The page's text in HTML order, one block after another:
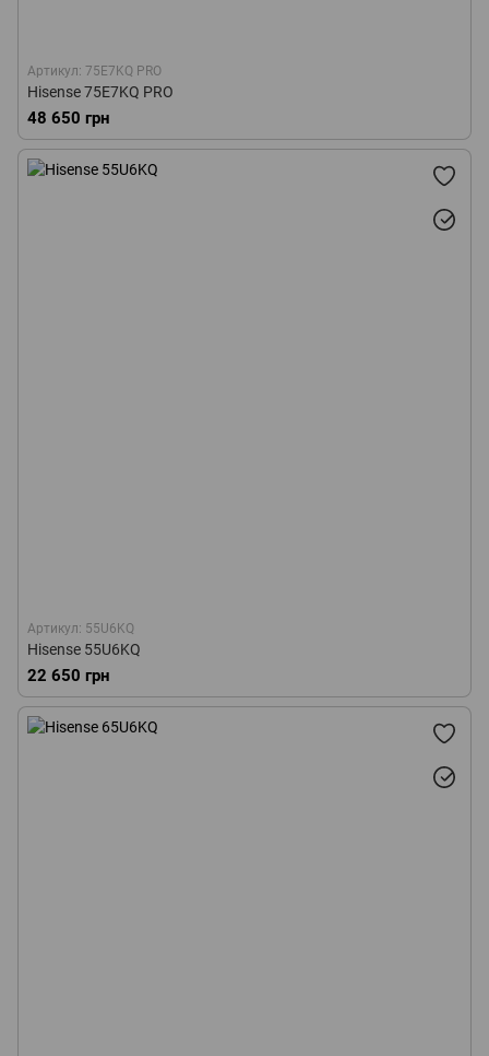
Артикул: 75E7KQ PRO
Hisense 75E7KQ PRO
48 650 грн
Артикул: 55U6KQ
Hisense 55U6KQ
22 650 грн